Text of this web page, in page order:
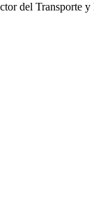
del Transporte y